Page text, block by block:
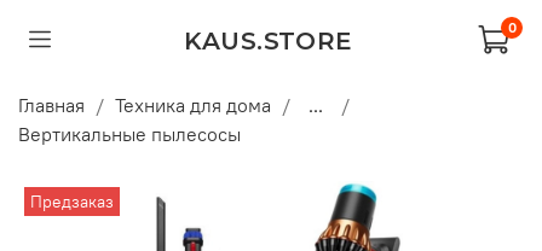
KAUS.STORE 0
Главная Техника для дома
...
Вертикальные пылесосы
Предзаказ